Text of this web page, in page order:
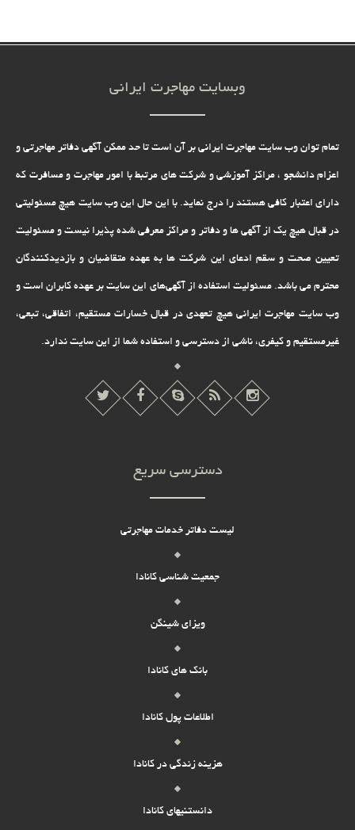
وبسایت مهاجرت ایرانی
تمام توان وب سایت مهاجرت ایرانی بر آن است تا حد ممکن آگهی دفاتر مهاجرتی و
اعزام دانشجو ، مراکز آموزشی و شرکت های مرتبط با امور مهاجرت و مسافرت که
دارای اعتبار کافی هستند را درج نماید. با این حال این وب سایت هیچ مسئولیتی
در قبال هیچ یک از آگهی ها و دفاتر و مراکز معرفی شده پذیرا نیست و مسئولیت
تعیین صحت و سقم ادعای این شرکت ها به عهده متقاضیان و بازدیدکنندگان
محترم می باشد. مسئولیت استفاده از آگهی‌های این سایت بر عهده کابران است و
وب سایت مهاجرت ایرانی هیچ تعهدى در قبال خسارات مستقیم، اتفاقى، تبعى،
غیرمستقیم و کیفرى، ناشى از دسترسى و استفاده شما از این سایت ندارد.
دسترسی سریع
لیست دفاتر خدمات مهاجرتی
جمعیت شناسی کانادا
ویزای شینگن
بانک های کانادا
اطلاعات پول کانادا
هزینه زندگی در کانادا
دانستنیهای کانادا